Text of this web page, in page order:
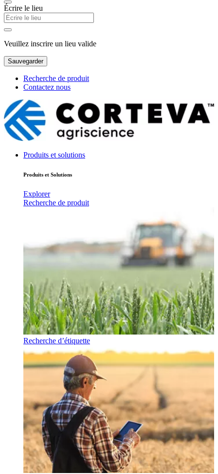
Écrire le lieu
Veuillez inscrire un lieu valide
Sauvegarder
Recherche de produit
Contactez nous
Produits et solutions
Produits et Solutions
Explorer
Recherche de produit
Recherche d’étiquette